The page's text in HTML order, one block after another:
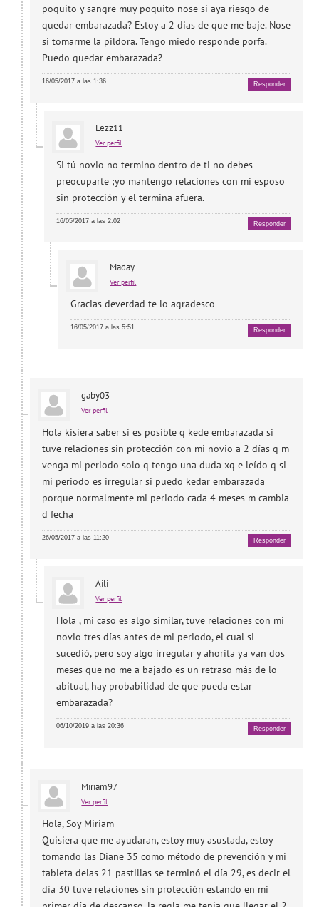
poquito y sangre muy poquito nose si aya riesgo de
quedar embarazada? Estoy a 2 dias de que me baje. Nose
si tomarme la pildora. Tengo miedo responde porfa.
Puedo quedar embarazada?
16/05/2017 a las 1:36 Responder
Lezz11
Ver perfil
Si tú novio no termino dentro de ti no debes
preocuparte ;yo mantengo relaciones con mi esposo
sin protección y el termina afuera.
16/05/2017 a las 2:02 Responder
Maday
Ver perfil
Gracias deverdad te lo agradesco
16/05/2017 a las 5:51 Responder
gaby03
Ver perfil
Hola kisiera saber si es posible q kede embarazada si
tuve relaciones sin protección con mi novio a 2 días q m
venga mi periodo solo q tengo una duda xq e leído q si
mi periodo es irregular si puedo kedar embarazada
porque normalmente mi periodo cada 4 meses m cambia
d fecha
26/05/2017 a las 11:20 Responder
Aili
Ver perfil
Hola , mi caso es algo similar, tuve relaciones con mi
novio tres días antes de mi periodo, el cual si
sucedió, pero soy algo irregular y ahorita ya van dos
meses que no me a bajado es un retraso más de lo
abitual, hay probabilidad de que pueda estar
embarazada?
06/10/2019 a las 20:36 Responder
Miriam97
Ver perfil
Hola, Soy Miriam
Quisiera que me ayudaran, estoy muy asustada, estoy
tomando las Diane 35 como método de prevención y mi
tableta delas 21 pastillas se terminó el día 29, es decir el
día 30 tuve relaciones sin protección estando en mi